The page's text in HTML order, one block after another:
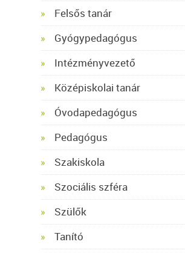
Felsős tanár
Gyógypedagógus
Intézményvezető
Középiskolai tanár
Óvodapedagógus
Pedagógus
Szakiskola
Szociális szféra
Szülők
Tanító